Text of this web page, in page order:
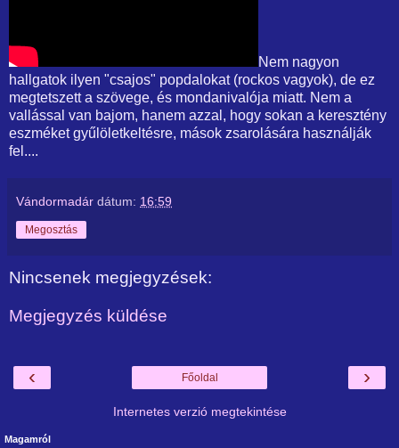
Nem nagyon
hallgatok ilyen "csajos" popdalokat (rockos vagyok), de ez
megtetszett a szövege, és mondanivalója miatt. Nem a
vallással van bajom, hanem azzal, hogy sokan a keresztény
eszméket gyűlöletkeltésre, mások zsarolására használják
fel....
Vándormadár dátum: 16:59
Megosztás
Nincsenek megjegyzések:
Megjegyzés küldése
‹ ›
Főoldal
Internetes verzió megtekintése
Magamról